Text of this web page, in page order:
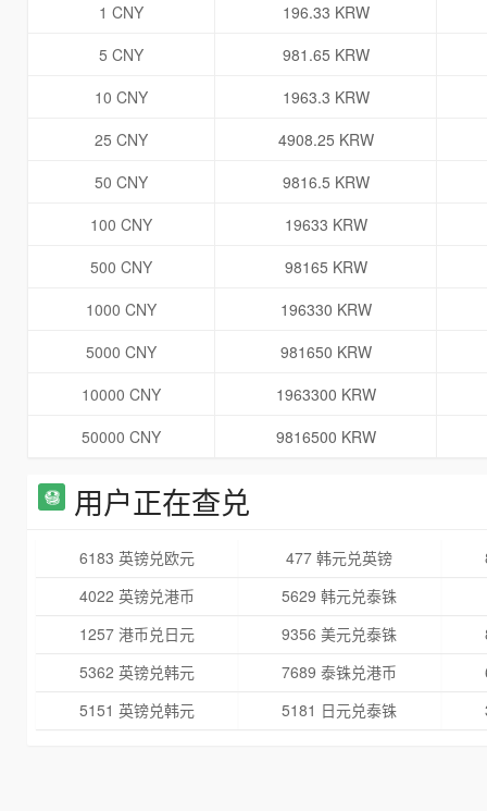
1 CNY
196.33 KRW
5 CNY
981.65 KRW
10 CNY
1963.3 KRW
25 CNY
4908.25 KRW
50 CNY
9816.5 KRW
100 CNY
19633 KRW
500 CNY
98165 KRW
1000 CNY
196330 KRW
5000 CNY
981650 KRW
10000 CNY
1963300 KRW
50000 CNY
9816500 KRW
用户正在查兑
6183 英镑兑欧元 477 韩元兑英镑
4022 英镑兑港币
5629 韩元兑泰铢
1257 港币兑日元
9356 美元兑泰铢
5362 英镑兑韩元
7689 泰铢兑港币
5151 英镑兑韩元
5181 日元兑泰铢